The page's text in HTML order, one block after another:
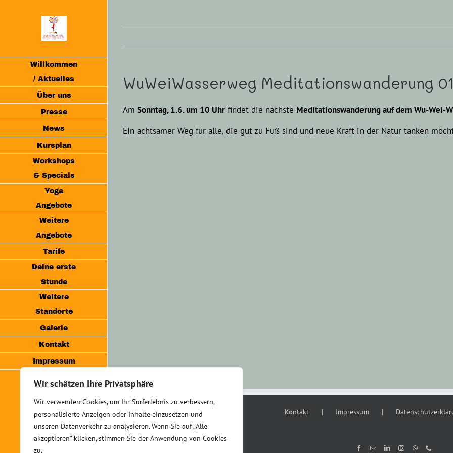
Wir schätzen Ihre Privatsphäre
Wir verwenden Cookies, um Ihr Surferlebnis zu verbessern,
personalisierte Anzeigen oder Inhalte einzusetzen und
unseren Datenverkehr zu analysieren. Wenn Sie auf „Alle
akzeptieren" klicken, stimmen Sie der Anwendung von Cookies
zu.
Willkommen
/ Aktuelles
Über uns
Presse
News
Kursplan
Workshops
& Specials
Yoga
Angebote
Weitere
Angebote
Tarife
Deine erste
Stunde
Weitere
Standorte
Galerie
Kontakt
Impressum
Mail
LinkedInInstagram
WhatsApp
WuWeiWasserweg Meditationswanderung
Am Sonntag, 1.6. um 10 Uhr findet die nächste Meditationswanderung auf dem Wu-Wei-
Ein achtsamer Weg für alle, die gut zu Fuß sind und neue Kraft in der Natur tanken
Kontakt Impressum